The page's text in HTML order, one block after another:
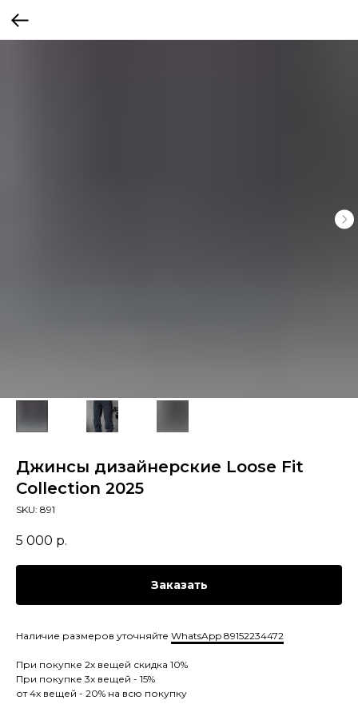
Джинсы дизайнерские Loose Fit
Collection 2025
SKU: 891
5 000 р.
Заказать
Наличие размеров уточняйте WhatsApp 89152234472
При покупке 2х вещей скидка 10%
При покупке 3х вещей - 15%
от 4х вещей - 20% на всю покупку